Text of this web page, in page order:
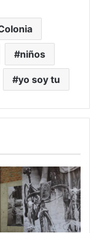
niños
yo soy tu